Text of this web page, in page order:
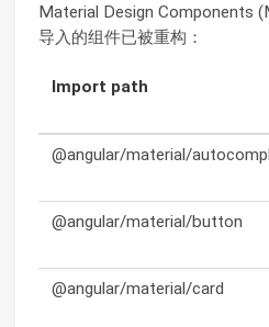
Material Design Components
导入的组件已被重构：
Import path
@angular/material/
@angular/material/button
@angular/material/card